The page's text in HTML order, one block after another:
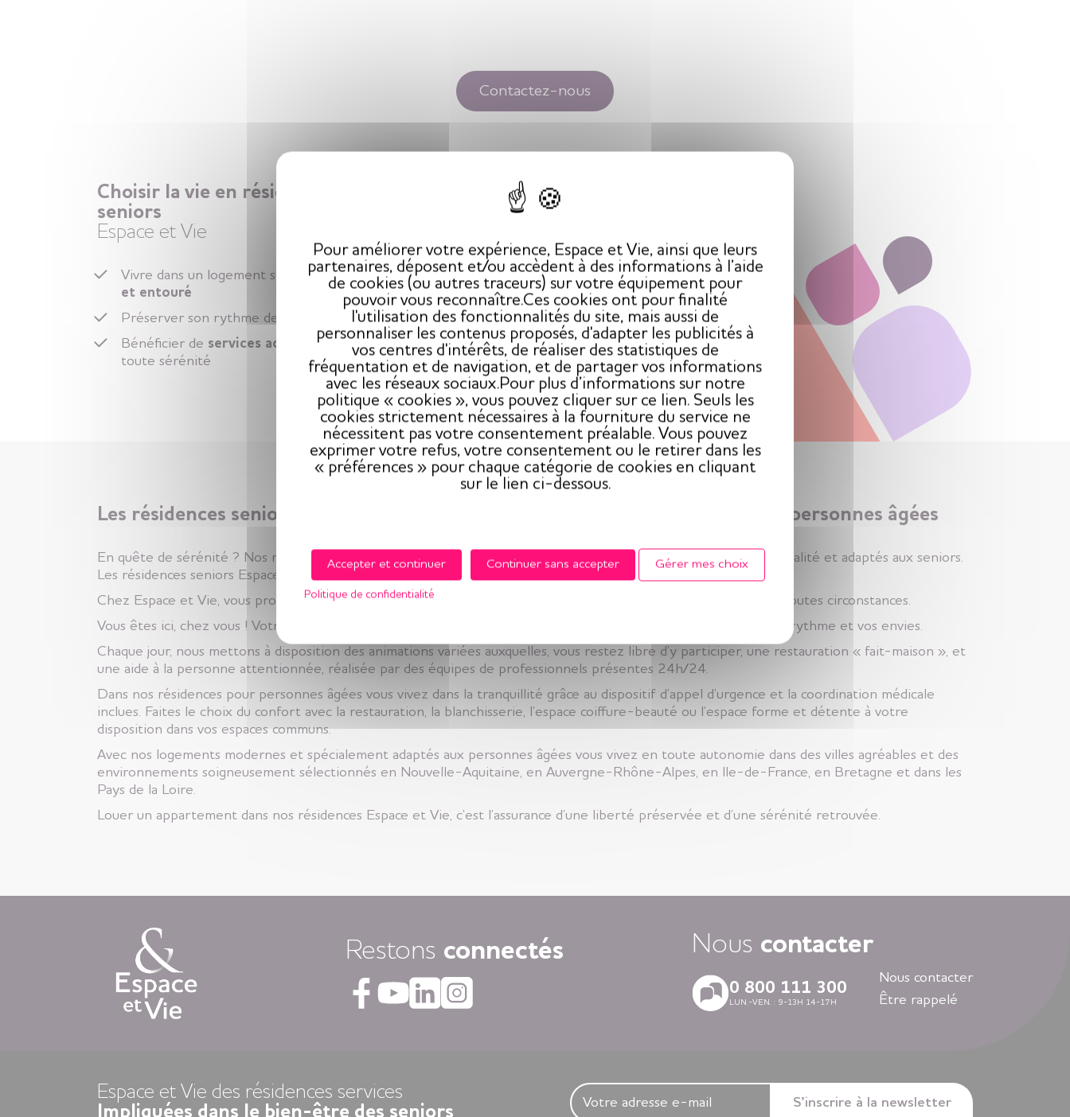
Contactez-nous
Choisir la vie en résidence
seniors
Espace et Vie
Vivre dans un logement senior,libre
et entouré
Préserver son rythme de vie
Bénéficier de services adaptés
en
toute sérénité
Les résidences seniors Espace et Vie offrent des solutions d’hébergement aux personnes âgées
En quête de sérénité ? Nos résidences seniors vous apportent confort et bien-être grâce à des logements de qualité et adaptés aux seniors.
Les résidences seniors Espace et Vie sont des lieux vie imaginés pour vous faciliter le quotidien.
Chez Espace et Vie, vous profitez d’une résidence seniors conviviale, humaine et sécurisante, à votre service en toutes circonstances.
Vous êtes ici, chez vous ! Votre appartement est votre lieu de vie privatif et vous êtes libre d’y vivre selon votre rythme et vos envies.
Chaque jour, nous mettons à disposition des animations variées auxquelles, vous restez libre d’y participer, une restauration « fait-maison », et
une aide à la personne attentionnée, réalisée par des équipes de professionnels présentes 24h/24.
Dans nos résidences pour personnes âgées vous vivez dans la tranquillité grâce au dispositif d’appel d’urgence et la coordination médicale
inclues. Faites le choix du confort avec la restauration, la blanchisserie, l’espace coiffure-beauté ou l’espace forme et détente à votre
disposition dans vos espaces communs.
Avec nos logements modernes et spécialement adaptés aux personnes âgées vous vivez en toute autonomie dans des villes agréables et des
environnements soigneusement sélectionnés en Nouvelle-Aquitaine, en Auvergne-Rhône-Alpes, en Ile-de-France, en Bretagne et dans les
Pays de la Loire.
Louer un appartement dans nos résidences Espace et Vie, c’est l’assurance d’une liberté préservée et d’une sérénité retrouvée.
Restons connectés Nous contacter
0 800 111 300
LUN.-VEN. : 9-13H 14-17H
Nous contacter
Être rappelé
Espace et Vie des résidences services
Impliquées dans le bien-être des seniors
Pour améliorer votre expérience, Espace et Vie, ainsi que leurs
partenaires, déposent et/ou accèdent à des informations à l’aide
de cookies (ou autres traceurs) sur votre équipement pour
pouvoir vous reconnaître.Ces cookies ont pour finalité
l'utilisation des fonctionnalités du site, mais aussi de
personnaliser les contenus proposés, d'adapter les publicités à
vos centres d'intérêts, de réaliser des statistiques de
fréquentation et de navigation, et de partager vos informations
avec les réseaux sociaux.Pour plus d’informations sur notre
politique « cookies », vous pouvez cliquer sur ce lien. Seuls les
cookies strictement nécessaires à la fourniture du service ne
nécessitent pas votre consentement préalable. Vous pouvez
exprimer votre refus, votre consentement ou le retirer dans les
« préférences » pour chaque catégorie de cookies en cliquant
sur le lien ci-dessous.
Accepter et continuer Continuer sans accepter Gérer mes choix
Politique de confidentialité